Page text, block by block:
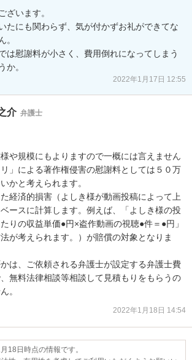
ざいます。
たにも関わらず、気が付かずお礼ができてな
。
は慰謝料が小さく、費用倒れになってしまう
か。
2022年1月17日 12:55
介 弁護士
や規模にもよりますので一概には言えません
」による著作権侵害の慰謝料としては５０万
かと考えられます。
経済的損害（よしき様が動画投稿によって上
ースに計算します。例えば、「よしき様の投
りの収益単価●円×盗作動画の視聴●件＝●円」
が考えられます。）が賠償の対象となりま
は、ご依頼される弁護士が設定する弁護士費
無料法律相談等相談して見積もりをもらうの
。
2022年1月18日 14:54
18日時点の情報です。